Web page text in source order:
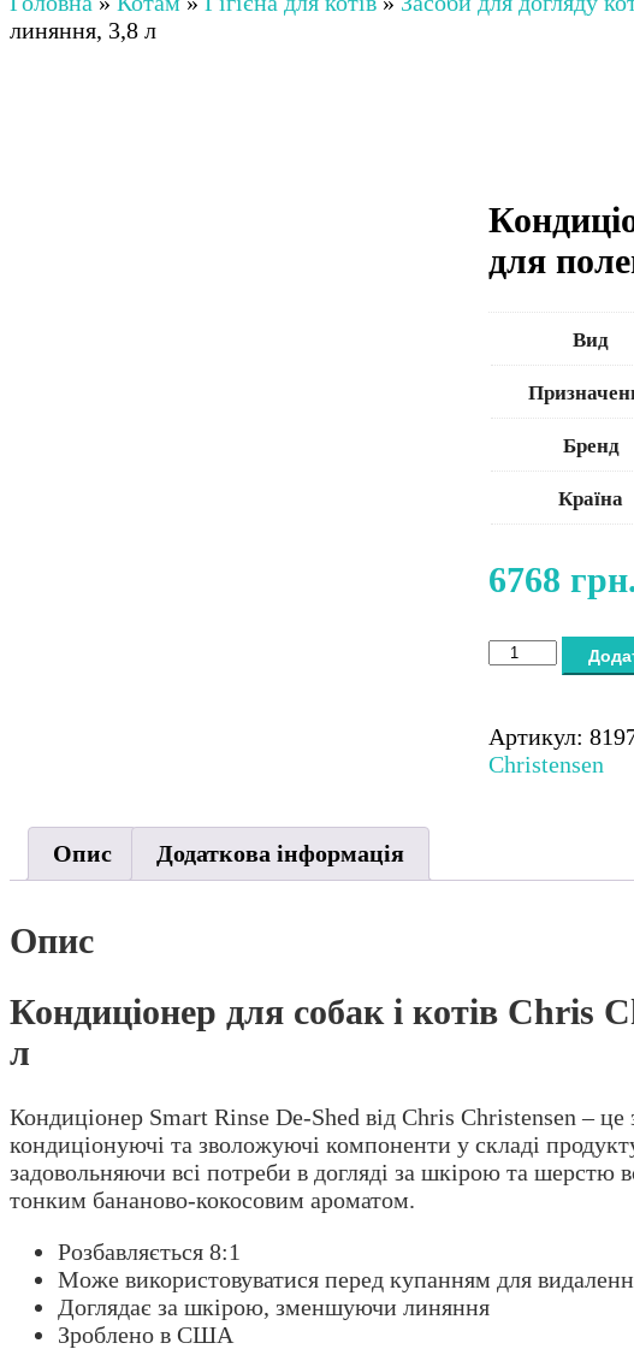
линяння, 3,8 л
для
Вид
Бренд
Країна
6768
Кондиціонер
і
котів
3,8
Артикул:
Christensen
Опис Додаткова інформація
Опис
Кондиціонер для собак і котів
л
Кондиціонер Smart Rinse De-Shed від Chris Christensen –
кондиціонуючі та зволожуючі компоненти у складі
задовольняючи всі потреби в догляді за шкірою та шерстю
тонким бананово-кокосовим ароматом.
Розбавляється 8:1
Може використовуватися перед купанням для
Доглядає за шкірою, зменшуючи линяння
Зроблено в США